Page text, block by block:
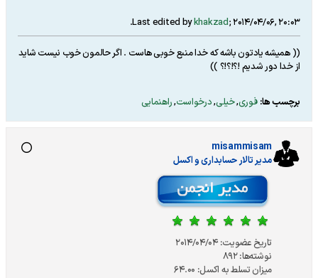
Last edited bykhakzad;2014/04/06, 20:03
.
(( همیشه یادتون باشه که خدا منبع خوبی هاست . اگر حالمون خوب نیست شاید
از خدا دور شدیم !؟!؟!؟ ))
برچسب ها: فوری,خیلی,درخواست,راهنمایی
misammisam
مدير تالار حسابداری و اکسل
تاریخ عضویت: 2014/04/04
نوشته‌ها:892
میزان تسلط به اکسل: 64.00